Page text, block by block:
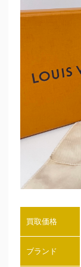
買取価格
ブランド